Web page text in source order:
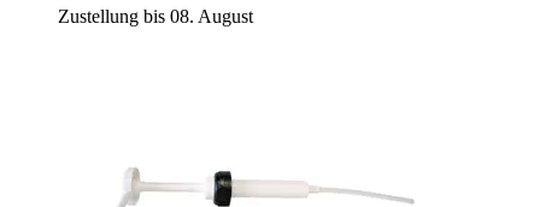
Zustellung bis 08. August